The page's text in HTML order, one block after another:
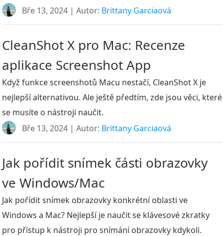
Bře 13, 2024 | Autor: Brittany Garciaová
CleanShot X pro Mac: Recenze
aplikace Screenshot App
Když funkce screenshotů Macu nestačí, CleanShot X je
nejlepší alternativou. Ale ještě předtím, zde jsou věci, které
se musíte o nástroji naučit.
Bře 13, 2024 | Autor: Brittany Garciaová
Jak pořídit snímek části obrazovky
ve Windows/Mac
Jak pořídit snímek obrazovky konkrétní oblasti ve
Windows a Mac? Nejlepší je naučit se klávesové zkratky
pro přístup k nástroji pro snímání obrazovky kdykoli.